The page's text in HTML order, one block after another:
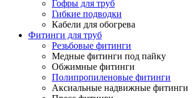
Гофры для труб
Гибкие подводки
Кабели для обогрева
Фитинги для труб
Резьбовые фитинги
Медные фитинги под пайку
Обжимные фитинги
Полипропиленовые фитинги
Аксиальные надвижные фитинги